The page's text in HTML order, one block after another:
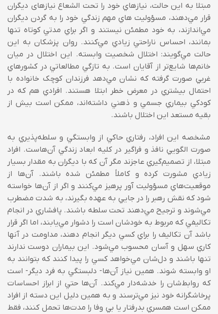
مبتلا به اين حالت، نيازهاي خود را تحت الشعاع نيازهای ديگران
قرار مي‌‌دهند، مسؤوليت هاي مهم زندگي خود را به گردن ديگران
مي‌‌اندازند، به خود مطمئن نيستند و اگر براي مدتي کوتاه تنها
بمانند، احساس ناراحتي زيادي مي‌‌کنند. روان پزشکان به اين
حالت مي‌‌گويند: اختلال شخصيت وابسته. اين اختلال در میان
خانم‌ها شايع‌تر از آقايان است. به تازگي مطالعاتي در کشورهاي
غربي صورت گرفته که نشان مي‌‌دهد فرزندان کوچک خانواده با
احتمال بيشتري در معرض خطر ابتلا هستند. افرادي هم که در
کودکي بيماري جسمي‌‌ و ذهني داشته‌اند، ممکن است بيش از
بقيه مستعد اين اختلال باشند.
مشخصه اين افراد، رفتاري حاکي از وابستگي و سلطه‌پذيري به
صورت الگويي نافذ و فراگير در کليه ابعاد زندگي آن‌هاست. افراد
مبتلا، از تصميم‌گيري عاجزند مگر آن که با ديگران به مقدار بسيار
زيادي مشورت کرده و کاملاً مطمئن شده باشند. آن‌ها از
موقعيت‌هاي مسؤوليت آور پرهيز مي‌‌کنند و اگر از آن‌ها خواسته
شود که نقش رهبر را در جايي به عهده بگيرند، به شدت مضطرب
مي‌‌شوند و ترجيح مي‌‌دهند تحت سلطه باشند. پافشاري در انجام
تکاليفي که مربوط به خودشان است را دشوار مي‌‌يابند، اما اگر قرار
باشد آن تکاليف را براي کسي ديگر انجام دهند، مداومت در آنها
کاري سهل و آسان محسوب مي‌‌شود. اين بيماران دوست ندارند
تنها باشند و دل‌شان مي‌‌خواهد کسي را پيدا کنند که بتوانند به
او وابسته شوند. همين نياز آن‌ها- دلبستگي به فرد ديگر- است
که روابط‌شان را خدشه‌دار مي‌‌کند. آن‌ها حتي از ابراز احساسات
پرخاشگرانه خود نيز مي‌‌ترسند و به همين دليل اين دسته از افراد
ممکن است همسري بدرفتار يا بي وفا را مدت‌ها تحمل کنند، فقط